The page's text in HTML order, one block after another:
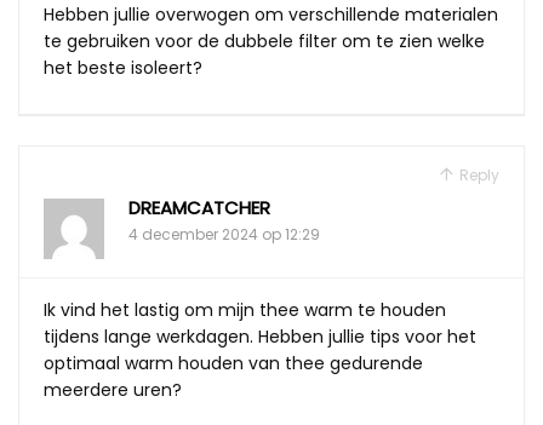
Hebben jullie overwogen om verschillende materialen
te gebruiken voor de dubbele filter om te zien welke
het beste isoleert?
Reply
DREAMCATCHER
4 december 2024 op 12:29
Ik vind het lastig om mijn thee warm te houden
tijdens lange werkdagen. Hebben jullie tips voor het
optimaal warm houden van thee gedurende
meerdere uren?